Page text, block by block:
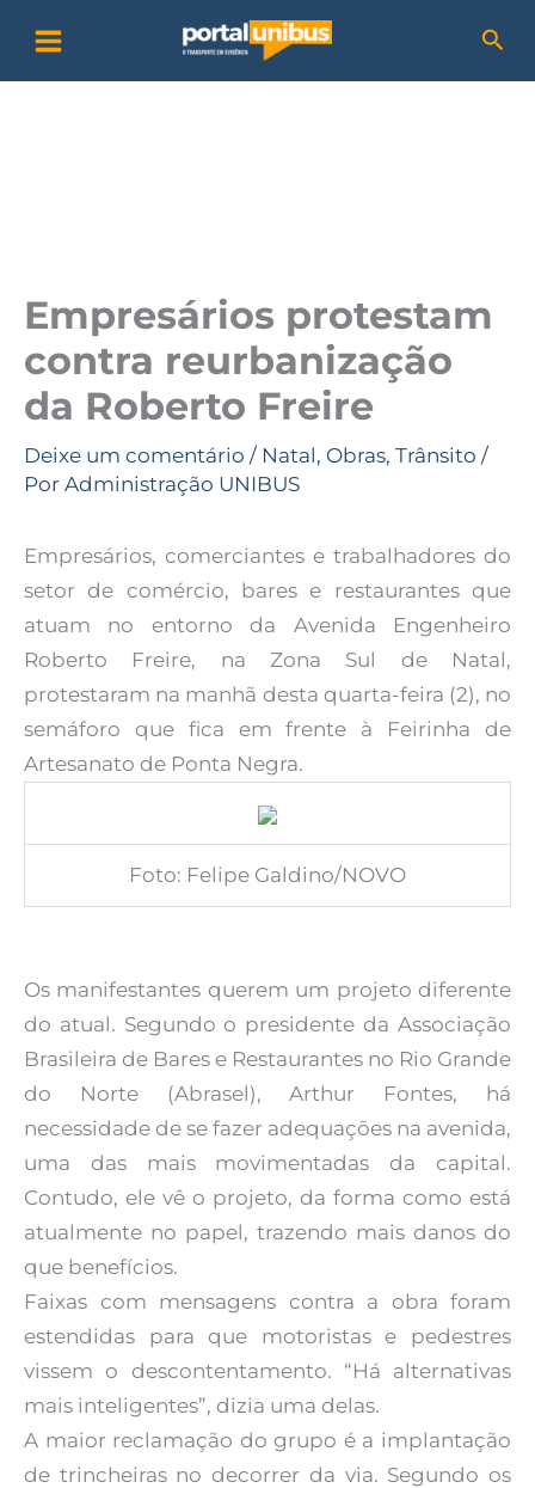
para
o
Empresários protestam
contra reurbanização
da Roberto Freire
Deixe um comentário / Natal, Obras, Trânsito /
Por Administração UNIBUS
Empresários, comerciantes e trabalhadores do
setor de comércio, bares e restaurantes que
atuam no entorno da Avenida Engenheiro
Roberto Freire, na Zona Sul de Natal,
protestaram na manhã desta quarta-feira (2), no
semáforo que fica em frente à Feirinha de
Artesanato de Ponta Negra.
Foto: Felipe Galdino/NOVO
Os manifestantes querem um projeto diferente
do atual. Segundo o presidente da Associação
Brasileira de Bares e Restaurantes no Rio Grande
do Norte (Abrasel), Arthur Fontes, há
necessidade de se fazer adequações na avenida,
uma das mais movimentadas da capital.
Contudo, ele vê o projeto, da forma como está
atualmente no papel, trazendo mais danos do
que benefícios.
Faixas com mensagens contra a obra foram
estendidas para que motoristas e pedestres
vissem o descontentamento. “Há alternativas
mais inteligentes”, dizia uma delas.
A maior reclamação do grupo é a implantação
de trincheiras no decorrer da via. Segundo os
a